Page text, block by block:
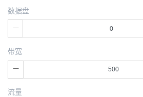
数据盘
带宽
流量